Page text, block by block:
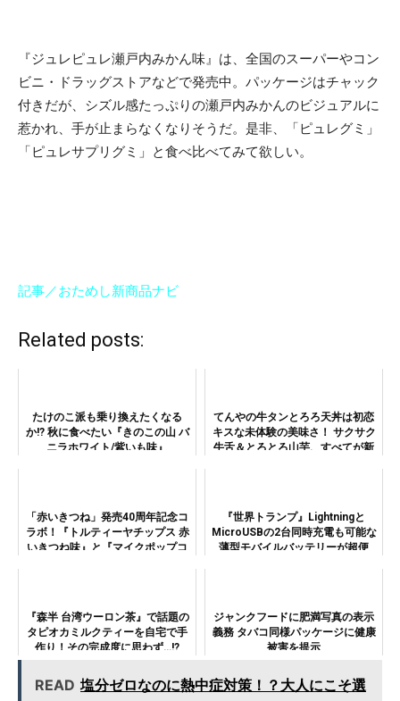
『ジュレピュレ瀬戸内みかん味』は、全国のスーパーやコン
ビニ・ドラッグストアなどで発売中。パッケージはチャック
付きだが、シズル感たっぷりの瀬戸内みかんのビジュアルに
惹かれ、手が止まらなくなりそうだ。是非、「ピュレグミ」
「ピュレサプリグミ」と食べ比べてみて欲しい。
記事／おためし新商品ナビ
Related posts:
たけのこ派も乗り換えたくなる
か!? 秋に食べたい『きのこの山 バ
ニラホワイト/紫いも味』
てんやの牛タンとろろ天丼は初恋
キスな未体験の美味さ！ サクサク
牛舌＆とろとろ山芋、すべてが新
「赤いきつね」発売40周年記念コ
ラボ！『トルティーヤチップス 赤
いきつね味』と『マイクポップコ
『世界トランプ』Lightningと
MicroUSBの2台同時充電も可能な
薄型モバイルバッテリーが超便
『森半 台湾ウーロン茶』で話題の
タピオカミルクティーを自宅で手
作り！その完成度に思わず…!?
ジャンクフードに肥満写真の表示
義務 タバコ同様パッケージに健康
被害を提示
READ 塩分ゼロなのに熱中症対策！？大人にこそ選